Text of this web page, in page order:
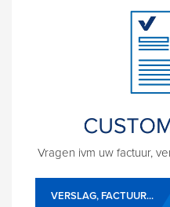
Vragen ivm uw factuur,
VERSLAG, FACTUUR...